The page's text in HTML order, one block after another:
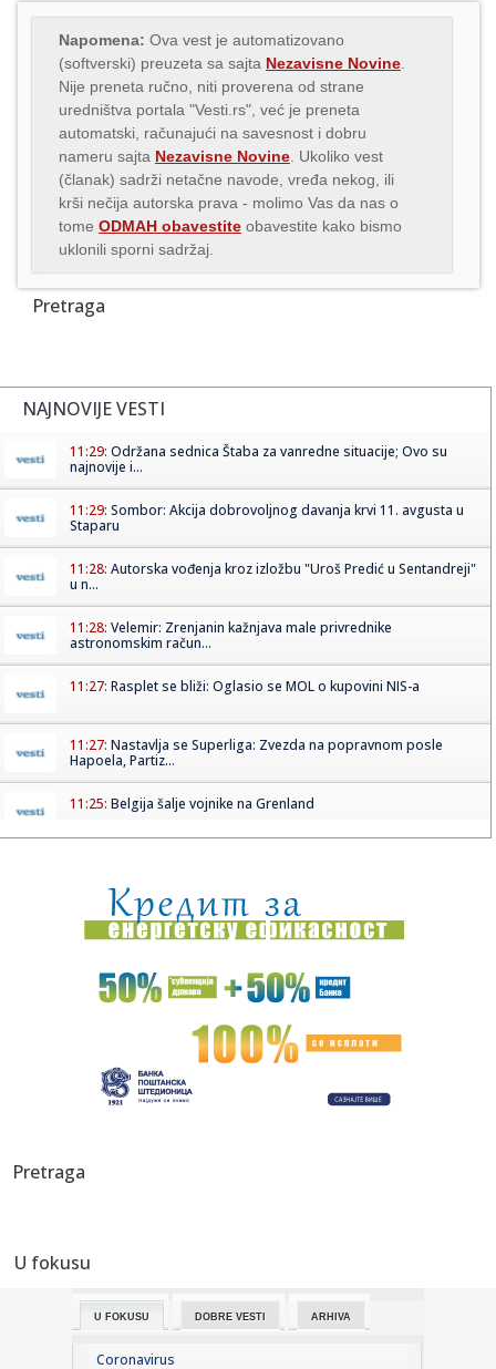
Napomena: Ova vest je automatizovano
(softverski) preuzeta sa sajta Nezavisne Novine
Nije preneta ručno, niti proverena od strane
uredništva portala "Vesti.rs", već je preneta
automatski, računajući na savesnost i dobru
nameru sajta Nezavisne Novine . Ukoliko vest
(članak) sadrži netačne navode, vređa nekog, ili
krši nečija autorska prava - molimo Vas da nas o
tome ODMAH obavestite obavestite kako bismo
uklonili sporni sadržaj.
Pretraga
NAJNOVIJE VESTI
11:29: Održana sednica Štaba za vanredne situacije; Ovo su
najnovije i...
11:29: Sombor: Akcija dobrovoljnog davanja krvi 11. avgusta u
Staparu
11:28: Autorska vođenja kroz izložbu "Uroš Predić u Sentandreji"
u n...
11:28: Velemir: Zrenjanin kažnjava male privrednike
astronomskim račun...
11:27: Rasplet se bliži: Oglasio se MOL o kupovini NIS-a
11:27: Nastavlja se Superliga: Zvezda na popravnom posle
Hapoela, Partiz...
11:25: Belgija šalje vojnike na Grenland
11:25:"Stara dama" šampion neukusa (FOTO)
11:25:Međunarodna komisija više od godinu dana ćuti o
Trgovskoj gori...
Akcija Crvenog krsta: Banjalučani dali krv
11:25:Hapšenje u Trebinju: U smartu sakrio drogu (FOTO)
11:25:
11:25:
Ruska PVO za 24 sata oborila 1.155 dronova, drugi najveći
Pretraga
U fokusu
U FOKUSU DOBRE VESTI ARHIVA
Coronavirus